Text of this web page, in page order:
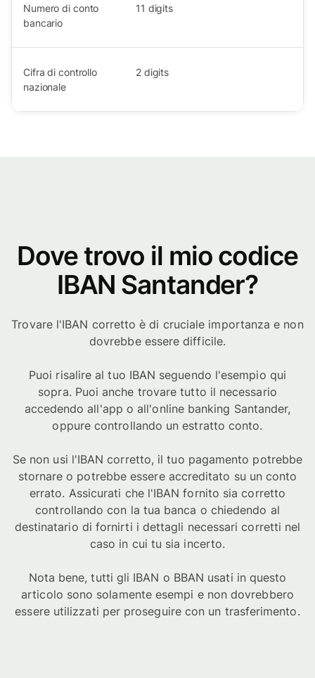
Numero di conto
bancario
11 digits
Cifra di controllo
nazionale
2 digits
Dove trovo il mio codice
IBAN Santander?
Trovare l'IBAN corretto è di cruciale importanza e non
dovrebbe essere difficile.
Puoi risalire al tuo IBAN seguendo l'esempio qui
sopra. Puoi anche trovare tutto il necessario
accedendo all'app o all'online banking Santander,
oppure controllando un estratto conto.
Se non usi l'IBAN corretto, il tuo pagamento potrebbe
stornare o potrebbe essere accreditato su un conto
errato. Assicurati che l'IBAN fornito sia corretto
controllando con la tua banca o chiedendo al
destinatario di fornirti i dettagli necessari corretti nel
caso in cui tu sia incerto.
Nota bene, tutti gli IBAN o BBAN usati in questo
articolo sono solamente esempi e non dovrebbero
essere utilizzati per proseguire con un trasferimento.